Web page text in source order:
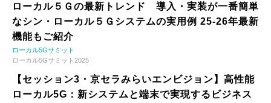
ローカル５Ｇの最新トレンド 導入・実装が一番簡単
なシン・ローカル５Ｇシステムの実用例 25-26年最新
機能もご紹介
ローカル5Gサミット
ローカル5Gサミット2025
【セッション3・京セラみらいエンビジョン】高性能
ローカル5G：新システムと端末で実現するビジネス